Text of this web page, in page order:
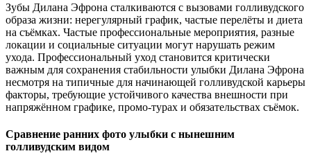
Зубы Дилана Эфрона сталкиваются с вызовами голливудского
образа жизни: нерегулярный график, частые перелёты и диета
на съёмках. Частые профессиональные мероприятия, разные
локации и социальные ситуации могут нарушать режим
ухода. Профессиональный уход становится критически
важным для сохранения стабильности улыбки Дилана Эфрона
несмотря на типичные для начинающей голливудской карьеры
факторы, требующие устойчивого качества внешности при
напряжённом графике, промо-турах и обязательствах съёмок.
Сравнение ранних фото улыбки с нынешним
голливудским видом